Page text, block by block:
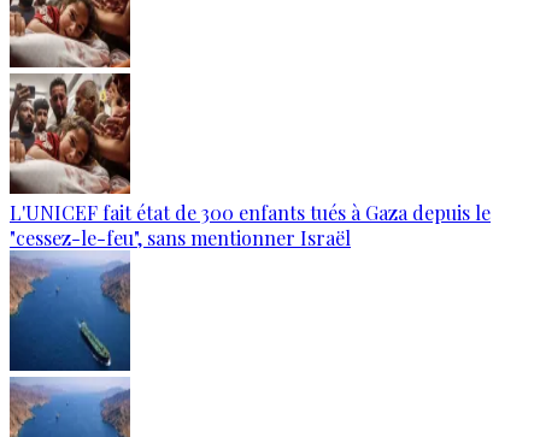
L'UNICEF fait état de 300 enfants tués à Gaza depuis le
"cessez-le-feu", sans mentionner Israël